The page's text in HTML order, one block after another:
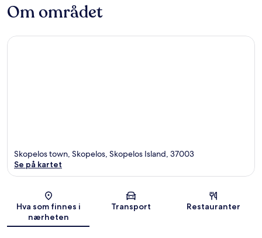
Om området
Kart
Skopelos town, Skopelos, Skopelos Island, 37003
Se på kartet
Hva som finnes i
nærheten
Transport Restauranter